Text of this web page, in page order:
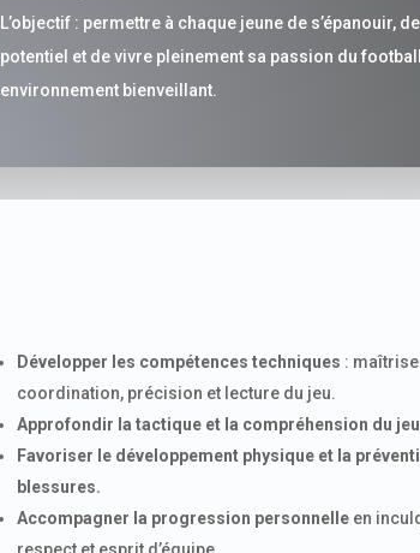
L’objectif : permettre à chaque jeune de s’épanouir,
potentiel et de vivre pleinement sa passion du
environnement bienveillant.
Développer les compétences techniques :
coordination, précision et lecture du jeu.
Approfondir la tactique et la compréhension du
Favoriser le développement physique et la
blessures.
Accompagner la progression personnelle en
respect et esprit d’équipe.